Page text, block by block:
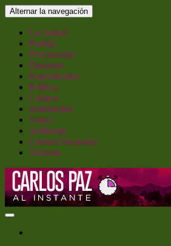
Saltar
al
contenido
Alternar la navegación
La ciudad
Punilla
Provinciales
Deportes
Espectáculos
Política
Cultura
Solidaridad
Viajes
Ambiente
Centros Vecinales
Turismo